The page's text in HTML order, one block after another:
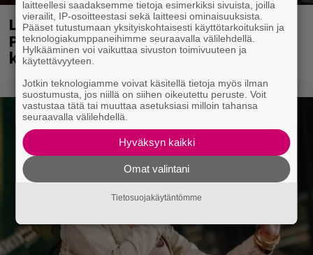
Laittomasta graffitista kiinni jäänyt
Paavo Arhinmäki jälleen spraypullo
kädessä – näitä puolueita ei kiinnosta
laitteellesi saadaksemme tietoja esimerkiksi sivuista, joilla
vierailit, IP-osoitteestasi sekä laitteesi ominaisuuksista.
Pääset tutustumaan yksityiskohtaisesti käyttötarkoituksiin ja
teknologiakumppaneihimme seuraavalla välilehdellä.
Hylkääminen voi vaikuttaa sivuston toimivuuteen ja
käytettävyyteen.
Jotkin teknologiamme voivat käsitellä tietoja myös ilman
suostumusta, jos niillä on siihen oikeutettu peruste. Voit
vastustaa tätä tai muuttaa asetuksiasi milloin tahansa
seuraavalla välilehdellä.
Hyväksyn kaikki
Omat valintani
Tietosuojakäytäntömme